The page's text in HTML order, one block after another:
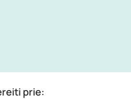
prie: